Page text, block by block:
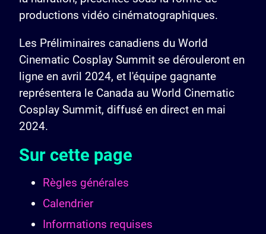
productions vidéo cinématographiques.
Les Préliminaires canadiens du World
Cinematic Cosplay Summit se dérouleront en
ligne en avril 2024, et l'équipe gagnante
représentera le Canada au World Cinematic
Cosplay Summit, diffusé en direct en mai
2024.
Sur cette page
Règles générales
Calendrier
Informations requises